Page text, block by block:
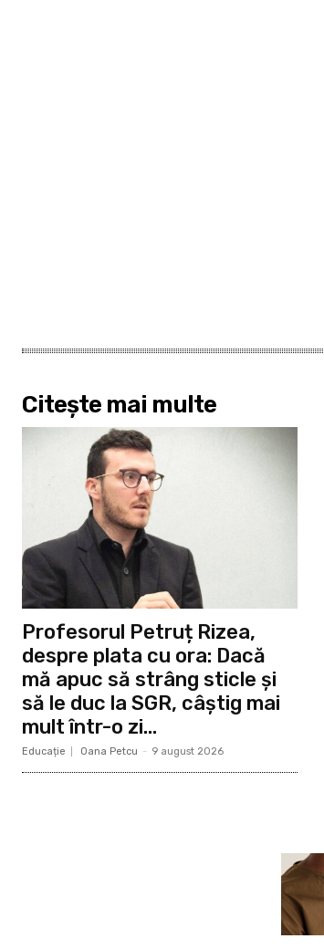
Citește mai multe
Profesorul Petruț Rizea,
despre plata cu ora: Dacă
mă apuc să strâng sticle și
să le duc la SGR, câștig mai
mult într-o zi...
Educație Oana Petcu - 9 august 2026